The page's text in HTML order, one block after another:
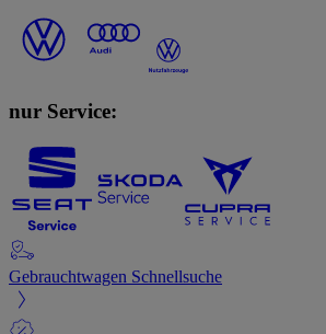
nur Service:
Gebrauchtwagen Schnellsuche